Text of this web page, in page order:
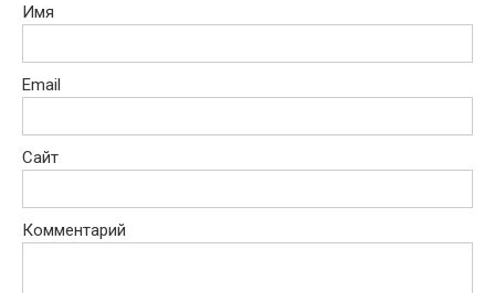
Имя
Email
Сайт
Комментарий